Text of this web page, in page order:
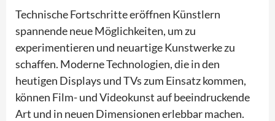
Technische Fortschritte eröffnen Künstlern
spannende neue Möglichkeiten, um zu
experimentieren und neuartige Kunstwerke zu
schaffen. Moderne Technologien, die in den
heutigen Displays und TVs zum Einsatz kommen,
können Film- und Videokunst auf beeindruckende
Art und in neuen Dimensionen erlebbar machen.